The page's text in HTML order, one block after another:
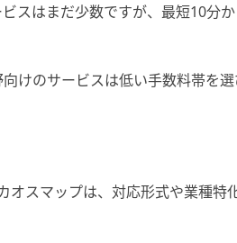
スはまだ少数ですが、最短10分
けのサービスは低い手数料帯を
オスマップは、対応形式や業種特